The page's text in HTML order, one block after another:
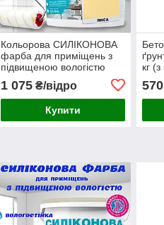
Кольорова СИЛІКОНОВА
фарба для приміщень з
підвищеною вологістю
матова емаль SkyLine
Янса 3 л
1 075₴/відро
Купити
кг
570